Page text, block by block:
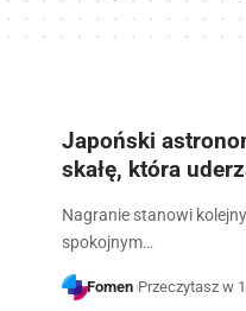
Japoński
skałę, która
Nagranie stanowi
spokojnym…
Fomen Przeczytasz w